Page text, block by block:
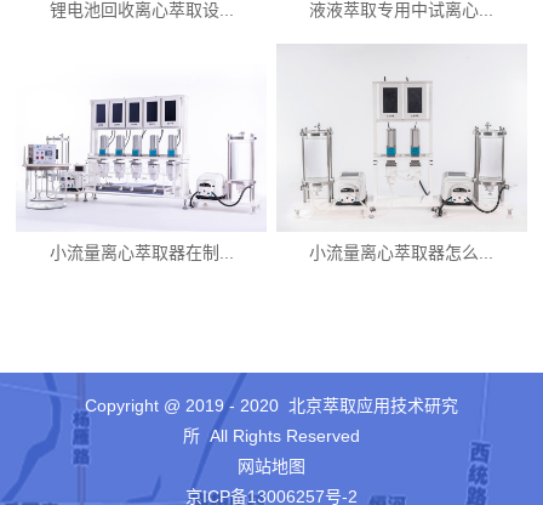
锂电池回收离心萃取设... 液液萃取专用中试离心...
小流量离心萃取器在制... 小流量离心萃取器怎么...
Copyright @ 2019 - 2020 北京萃取应用技术研究
所 All Rights Reserved
网站地图
京ICP备13006257号-2